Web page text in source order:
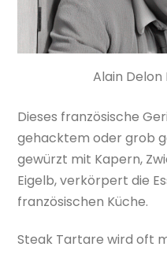
Alain Delon
Dieses französische
gehacktem oder grob
gewürzt mit Kapern,
Eigelb, verkörpert die
französischen Küche.
Steak Tartare wird oft